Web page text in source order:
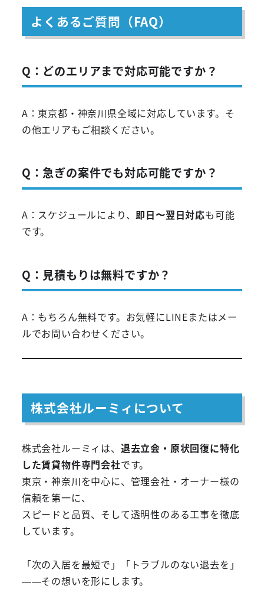
よくあるご質問（FAQ）
Q：どのエリアまで対応可能ですか？
A：東京都・神奈川県全域に対応しています。そ
の他エリアもご相談ください。
Q：急ぎの案件でも対応可能ですか？
A：スケジュールにより、即日〜翌日対応も可能
です。
Q：見積もりは無料ですか？
A：もちろん無料です。お気軽にLINEまたはメー
ルでお問い合わせください。
株式会社ルーミィについて
株式会社ルーミィは、 退去立会・原状回復に特化
した賃貸物件専門会社です。
東京・神奈川を中心に、管理会社・オーナー様の
信頼を第一に、
スピードと品質、そして透明性のある工事を徹底
しています。
「次の入居を最短で」「トラブルのない退去を」
——その想いを形にします。